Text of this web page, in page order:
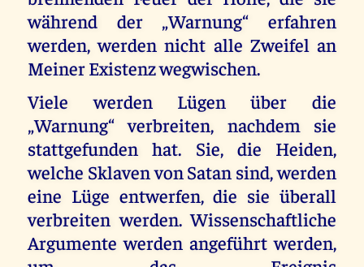
während der „Warnung“ erfahren
werden, werden nicht alle Zweifel an
Meiner Existenz wegwischen.
Viele werden Lügen über die
„Warnung“ verbreiten, nachdem sie
stattgefunden hat. Sie, die Heiden,
welche Sklaven von Satan sind, werden
eine Lüge entwerfen, die sie überall
verbreiten werden. Wissenschaftliche
Argumente werden angeführt werden,